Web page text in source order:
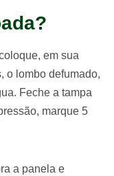
em sua
o lombo defumado,
Feche a tampa
marque 5
a panela e